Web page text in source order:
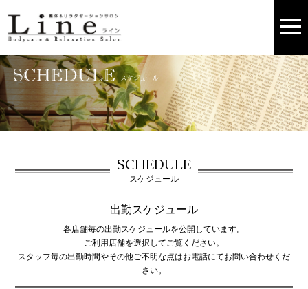
SCHEDULE
スケジュール
出勤スケジュール
各店舗毎の出勤スケジュールを公開しています。
ご利用店舗を選択してご覧ください。
スタッフ毎の出勤時間やその他ご不明な点はお電話にてお問い合わせくだ
さい。